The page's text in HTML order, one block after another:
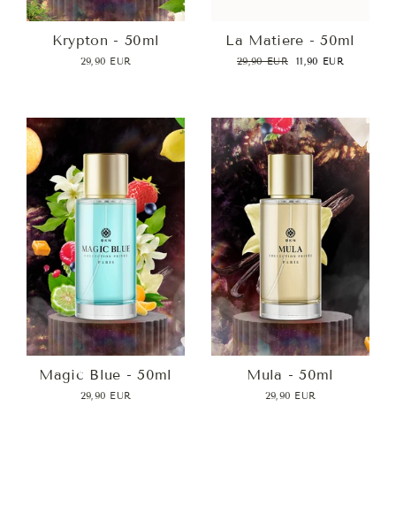
Krypton - 50ml
29,90 EUR
La Matiere - 50ml
Prix
29,90 EUR
Prix
11,90 EUR
Magic Blue - 50ml
29,90 EUR
Mula - 50ml
29,90 EUR